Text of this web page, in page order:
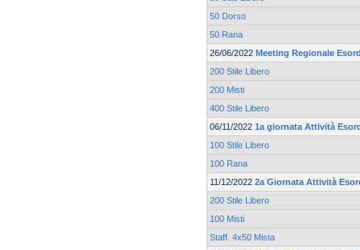
50 Dorso
50 Rana
26/06/2022 Meeting Regionale
200 Stile Libero
200 Misti
400 Stile Libero
06/11/2022 1a giornata Attività
100 Stile Libero
100 Rana
11/12/2022 2a Giornata Attività
200 Stile Libero
100 Misti
Staff. 4x50 Mista